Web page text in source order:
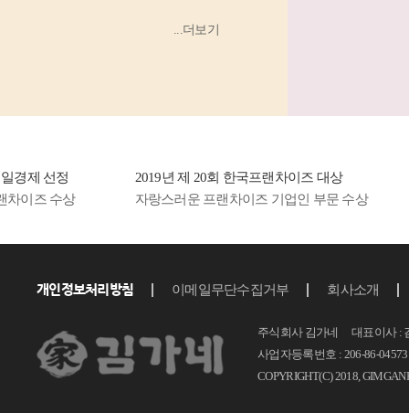
고기 김밥’
...더보기
제 선정
즈 수상
2019년 제 20회 한국프랜차이즈 대상
자랑스러운 프랜차이즈 기업인 부문 수상
개인정보처리방침 이메일무단수집거부 회사소개
주식회사 김가네 대표이사 :
사업자등록번호 : 206-86-
COPYRIGHT(C) 2018,